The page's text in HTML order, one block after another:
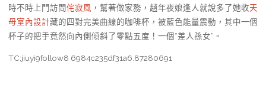
時不時上門訪問侘寂風 ，幫著做家務，趙年夜娘逢人就說多了她收天
母室內設計藏的四對完美曲線的咖啡杯，被藍色能量震動，其中一個
杯子的把手竟然向內側傾斜了零點五度！一個“差人孫女”。
TC:jiuyi9follow8 6984c235df31a6.87280691